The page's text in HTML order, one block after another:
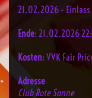
21.02.2026 -
Ende: 21.02.2026
Kosten: VVK Fair
Adresse
Club Rote Sonne